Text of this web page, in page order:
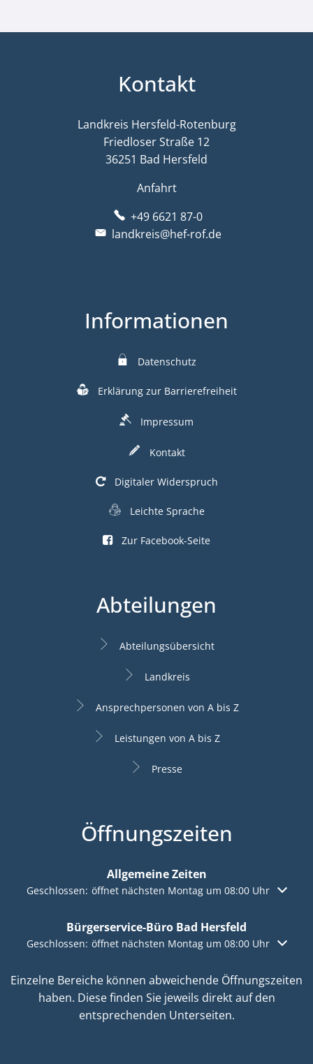
Kontakt
Landkreis Hersfeld-Rotenburg
Friedloser Straße 12
36251 Bad Hersfeld
Anfahrt
+49 6621 87-0
landkreis@hef-rof.de
Informationen
Datenschutz
Erklärung zur Barrierefreiheit
Impressum
Kontakt
Digitaler Widerspruch
Leichte Sprache
Zur Facebook-Seite
Abteilungen
Abteilungsübersicht
Landkreis
Ansprechpersonen von A bis Z
Leistungen von A bis Z
Presse
Öffnungszeiten
Allgemeine Zeiten
Klicken, um weitere Öffnungs- oder Schließzeiten
Geschlossen: öffnet nächsten Montag um 08:00 Uhr
Bürgerservice-Büro Bad Hersfeld
Klicken, um weitere Öffnungs- oder Schließzeiten
Geschlossen: öffnet nächsten Montag um 08:00 Uhr
Einzelne Bereiche können abweichende Öffnungszeiten
haben. Diese finden Sie jeweils direkt auf den
entsprechenden Unterseiten.